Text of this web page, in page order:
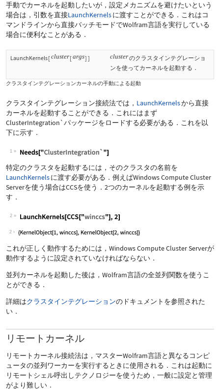
手動でカーネルを起動したいが，設定メカニズムを避けたいという
場合は，引数を直接LaunchKernelsに渡すことができる．これはコ
マンドラインから直接バッチモードでWolfram言語を実行している
場合に便利なことがある．
LaunchKernels[cluster[args] ] clusterのクラスタインテグレーショ
ンを使ってカーネルを起動する．
クラスタインテグレーションカーネルの手動による起動
クラスタインテグレーション接続法では， LaunchKernelsから直接
カーネルを起動することができる．これにはまず
ClusterIntegration`パッケージをロードする必要がある．これを以
下に示す．
1
特定のクラスタを起動するには，そのクラスタの名前を
LaunchKernelsに渡す必要がある．例えばWindows Compute Cluster
Serverを使う場合はCCSを使う．2つのカーネルを起動する例を示
す．
2
2
これが正しく動作するためには，Windows Compute Cluster Serverが
動作するように設定されていなければならない．
並列カーネルを起動した後は，Wolfram言語の全並列関数を使うこ
とができる．
詳細はクラスタインテグレーションのドキュメントを参照された
い．
リモートカーネル
リモートカーネル接続法は，マスターWolfram言語と異なるコンピ
ュータの並列ワーカーを実行するときに使用される．これは起動に
リモートシェル呼出しテクノロジーを使うため，一般に設定と管理
がより難しい．